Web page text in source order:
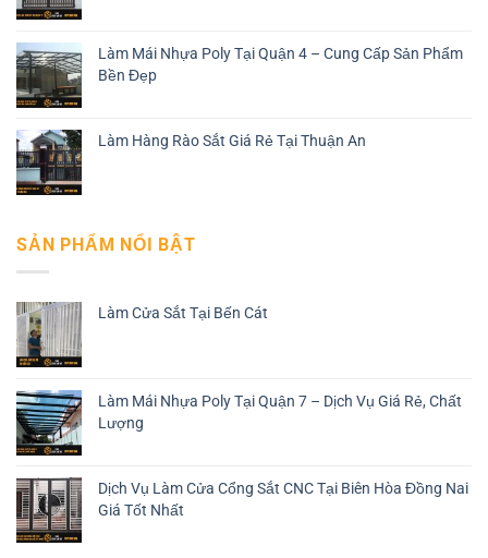
Làm Mái Nhựa Poly Tại Quận 4 – Cung Cấp Sản Phẩm
Bền Đẹp
Làm Hàng Rào Sắt Giá Rẻ Tại Thuận An
SẢN PHẨM NỔI BẬT
Làm Cửa Sắt Tại Bến Cát
Làm Mái Nhựa Poly Tại Quận 7 – Dịch Vụ Giá Rẻ, Chất
Lượng
Dịch Vụ Làm Cửa Cổng Sắt CNC Tại Biên Hòa Đồng Nai
Giá Tốt Nhất